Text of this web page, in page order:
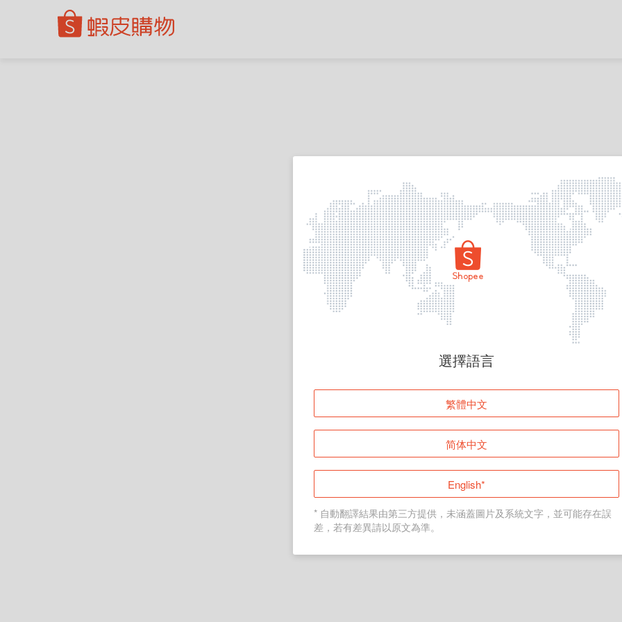
頁面無法顯示
登入
返回首頁
選擇語言
繁體中文
简体中文
English*
* 自動翻譯結果由第三方提供，未涵蓋圖片及系統文字，並可能存在誤
差，若有差異請以原文為準。